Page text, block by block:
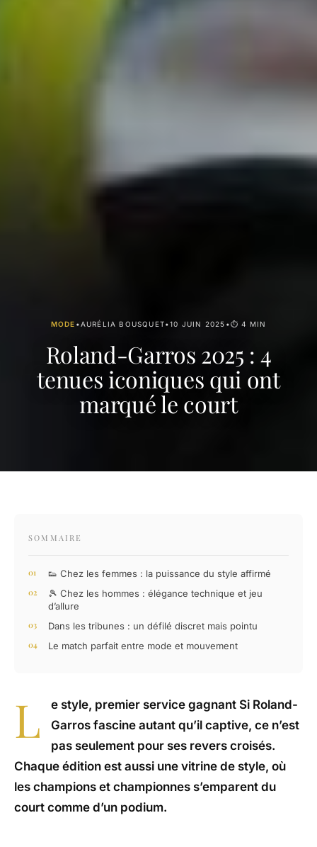
MODE •AURÉLIA BOUSQUET•10 JUIN 2025 •⏱ 4 MIN
Roland-Garros 2025 : 4
tenues iconiques qui ont
marqué le court
SOMMAIRE
👟 Chez les femmes : la puissance du style affirmé
🎾 Chez les hommes : élégance technique et jeu
d’allure
Dans les tribunes : un défilé discret mais pointu
Le match parfait entre mode et mouvement
L
e style, premier service gagnant Si Roland-
Garros fascine autant qu’il captive, ce n’est
pas seulement pour ses revers croisés.
Chaque édition est aussi une vitrine de style, où
les champions et championnes s’emparent du
court comme d’un podium.